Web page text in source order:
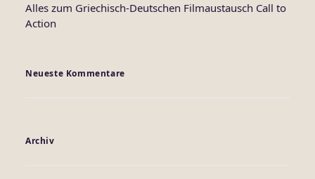
Alles zum Griechisch-Deutschen Filmaustausch Call to
Action
Neueste Kommentare
Archiv